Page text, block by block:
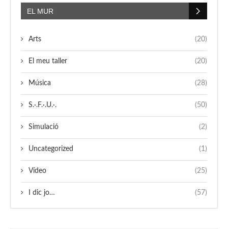
EL MUR
Arts (20)
El meu taller (20)
Música (28)
S.·.F.·.U.·. (50)
Simulació (2)
Uncategorized (1)
Vídeo (25)
I dic jo… (57)